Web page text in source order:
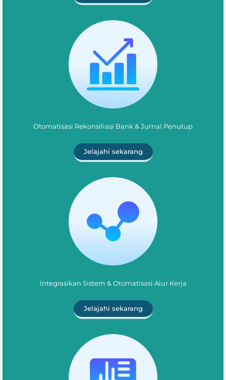
Otomatisasi Rekonsiliasi Bank & Jurnal Penutup
Jelajahi sekarang
Integrasikan Sistem & Otomatisasi Alur Kerja
Jelajahi sekarang